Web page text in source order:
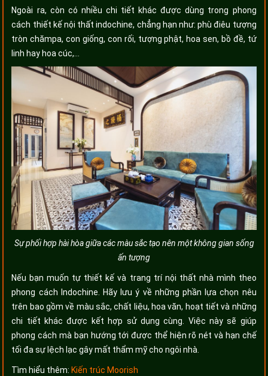
Ngoài ra, còn có nhiều chi tiết khác được dùng trong phong
cách thiết kế nội thất indochine, chẳng hạn như: phù điêu tượng
tròn chămpa, con giống, con rối, tượng phật, hoa sen, bồ đề, tứ
linh hay hoa cúc,...
Sự phối hợp hài hòa giữa các màu sắc tạo nên một không gian sống
ấn tượng
Nếu bạn muốn tự thiết kế và trang trí nội thất nhà mình theo
phong cách Indochine. Hãy lưu ý về những phần lựa chọn nêu
trên bao gồm về màu sắc, chất liệu, hoa văn, hoạt tiết và những
chi tiết khác được kết hợp sử dụng cùng. Việc này sẽ giúp
phong cách mà bạn hướng tới được thể hiện rõ nét và hạn chế
tối đa sự lệch lạc gây mất thẩm mỹ cho ngôi nhà.
Tìm hiểu thêm: Kiến trúc Moorish